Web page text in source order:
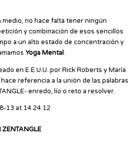
medio, no hace falta tener ningún
y combinación de esos sencillos
a un alto estado de concentración y
Yoga Mental.
en E.E.U.U. por Rick Roberts y María
referencia a la unión de las palabras
enredo, lío o reto a resolver.
ZENTANGLE